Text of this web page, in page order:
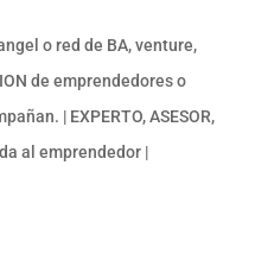
o red de BA, venture,
de emprendedores o
| EXPERTO, ASESOR,
al emprendedor |